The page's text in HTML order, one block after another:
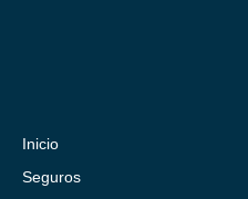
Inicio
Seguros